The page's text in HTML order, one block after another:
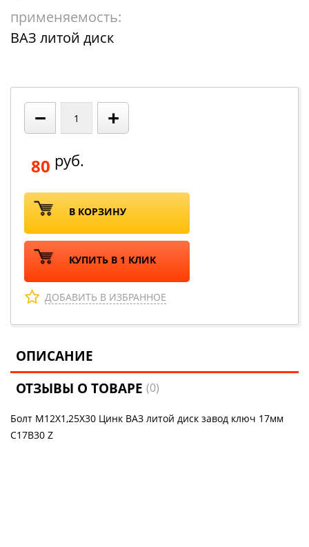
применяемость:
ВАЗ литой диск
− +
80 руб.
В КОРЗИНУ
КУПИТЬ В 1 КЛИК
ДОБАВИТЬ В ИЗБРАННОЕ
ОПИСАНИЕ
ОТЗЫВЫ О ТОВАРЕ(0)
Болт M12X1,25X30 Цинк ВАЗ литой диск завод ключ 17мм
C17B30 Z